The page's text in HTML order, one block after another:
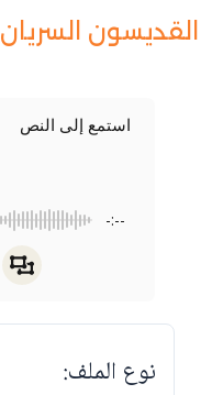
القديسون السريان
استمع إلى النص
-:--
نوع الملف: